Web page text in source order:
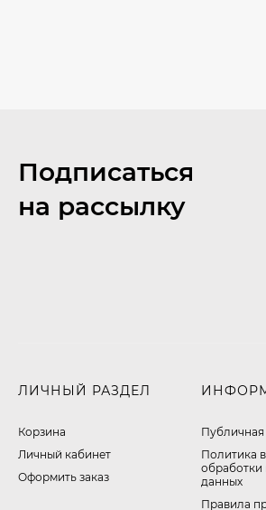
Подписаться
на рассылку
ЛИЧНЫЙ РАЗДЕЛ
Корзина
Личный кабинет
Оформить заказ
Публичная
​Политика
обработки
данных
Правила